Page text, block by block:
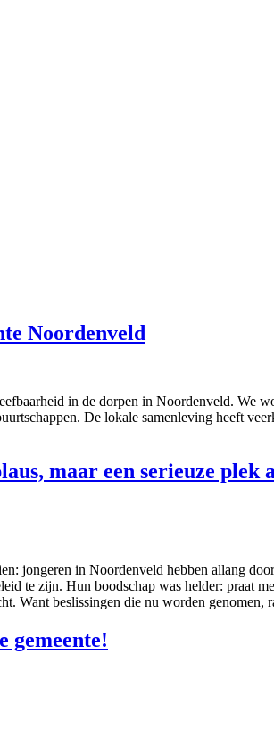
Noordenveld
in de dorpen in Noordenveld. We
De lokale samenleving heeft
maar een serieuze plek
jongeren in Noordenveld hebben allang
te zijn. Hun boodschap was helder: praat
Want beslissingen die nu worden genomen,
gemeente!